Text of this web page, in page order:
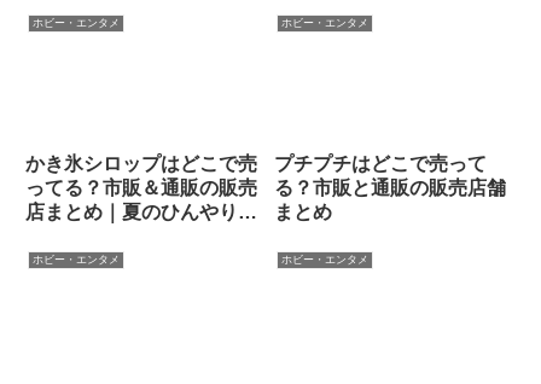
ホビー・エンタメ
かき氷シロップはどこで売
ってる？市販＆通販の販売
店まとめ｜夏のひんやりス
ホビー・エンタメ
プチプチはどこで売って
る？市販と通販の販売店舗
まとめ
ホビー・エンタメ ホビー・エンタメ